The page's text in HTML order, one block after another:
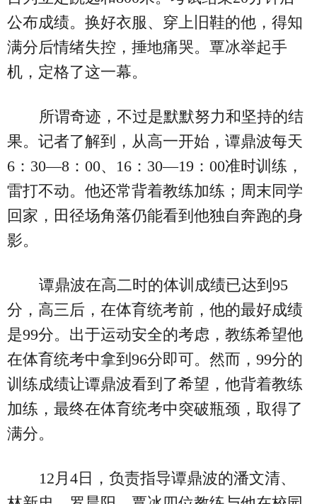
公布成绩。换好衣服、穿上旧鞋的他，得知
满分后情绪失控，捶地痛哭。覃冰举起手
机，定格了这一幕。
所谓奇迹，不过是默默努力和坚持的结
果。记者了解到，从高一开始，谭鼎波每天
6：30—8：00、16：30—19：00准时训练，
雷打不动。他还常背着教练加练；周末同学
回家，田径场角落仍能看到他独自奔跑的身
影。
谭鼎波在高二时的体训成绩已达到95
分，高三后，在体育统考前，他的最好成绩
是99分。出于运动安全的考虑，教练希望他
在体育统考中拿到96分即可。然而，99分的
训练成绩让谭鼎波看到了希望，他背着教练
加练，最终在体育统考中突破瓶颈，取得了
满分。
12月4日，负责指导谭鼎波的潘文清、